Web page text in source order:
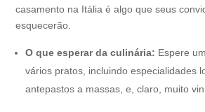
casamento na Itália é algo que seus
esquecerão.
O que esperar da culinária: Espere
vários pratos, incluindo especialidades
antepastos a massas, e, claro, muito